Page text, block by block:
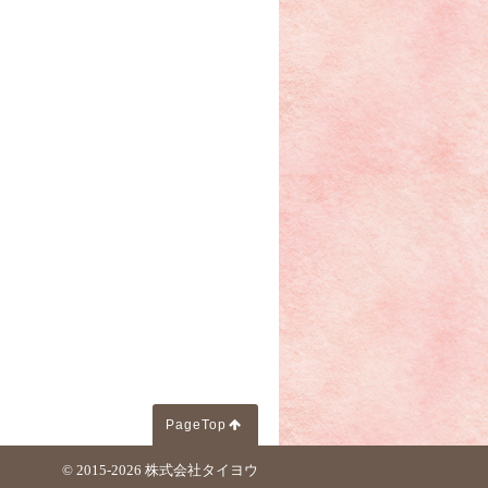
PageTop
© 2015-2026 株式会社タイヨウ